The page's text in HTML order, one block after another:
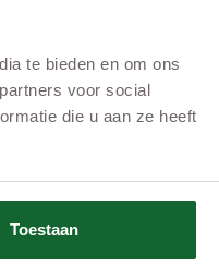
te bieden en om ons
voor social
die u aan ze heeft
Toestaan